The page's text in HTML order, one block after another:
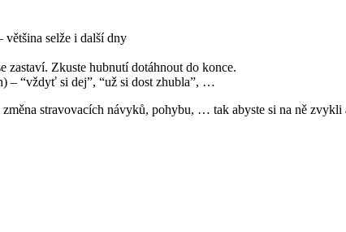
většina selže i další dny
zastaví. Zkuste hubnutí dotáhnout do konce.
– “vždyť si dej”, “už si dost zhubla”, …
stravovacích návyků, pohybu, … tak abyste si na ně